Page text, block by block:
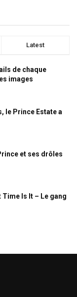
Latest
de chaque
images
le Prince Estate a
et ses drôles
Time Is It – Le gang